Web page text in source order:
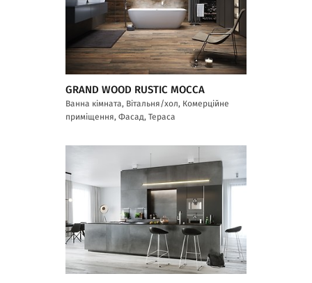
GRAND WOOD RUSTIC MOCCA
Ванна кімната, Вітальня/хол, Комерційне
приміщення, Фасад, Тераса